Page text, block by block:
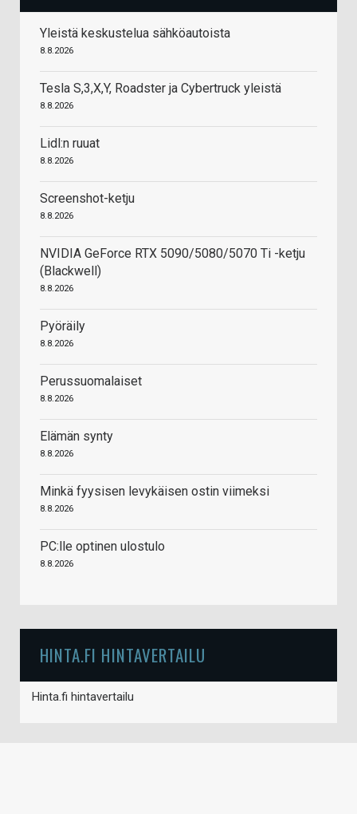
Yleistä keskustelua sähköautoista
8.8.2026
Tesla S,3,X,Y, Roadster ja Cybertruck yleistä
8.8.2026
Lidl:n ruuat
8.8.2026
Screenshot-ketju
8.8.2026
NVIDIA GeForce RTX 5090/5080/5070 Ti -ketju
(Blackwell)
8.8.2026
Pyöräily
8.8.2026
Perussuomalaiset
8.8.2026
Elämän synty
8.8.2026
Minkä fyysisen levykäisen ostin viimeksi
8.8.2026
PC:lle optinen ulostulo
8.8.2026
HINTA.FI HINTAVERTAILU
Hinta.fi hintavertailu